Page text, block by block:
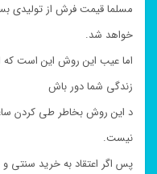
مسلما قیمت فرش از تولیدی
خواهد شد.
اما عیب این روش این است که
زندگی شما دور باش
د این روش بخاطر طی کردن
نیست.
پس اگر اعتقاد به خرید سنتی